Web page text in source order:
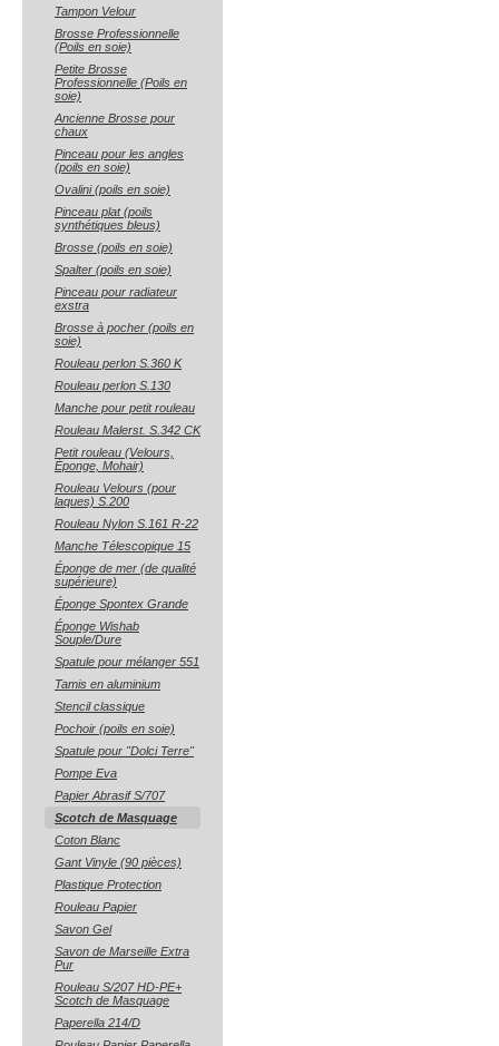
Tampon Velour
Brosse Professionnelle
(Poils en soie)
Petite Brosse
Professionnelle (Poils en
soie)
Ancienne Brosse pour
chaux
Pinceau pour les angles
(poils en soie)
Ovalini (poils en soie)
Pinceau plat (poils
synthétiques bleus)
Brosse (poils en soie)
Spalter (poils en soie)
Pinceau pour radiateur
exstra
Brosse à pocher (poils en
soie)
Rouleau perlon S.360 K
Rouleau perlon S.130
Manche pour petit rouleau
Rouleau Malerst. S.342 CK
Petit rouleau (Velours,
Éponge, Mohair)
Rouleau Velours (pour
laques) S.200
Rouleau Nylon S.161 R-22
Manche Télescopique 15
Éponge de mer (de qualité
supérieure)
Éponge Spontex Grande
Éponge Wishab
Souple/Dure
Spatule pour mélanger 551
Tamis en aluminium
Stencil classique
Pochoir (poils en soie)
Spatule pour "Dolci Terre"
Pompe Eva
Papier Abrasif S/707
Scotch de Masquage
Coton Blanc
Gant Vinyle (90 pièces)
Plastique Protection
Rouleau Papier
Savon Gel
Savon de Marseille Extra
Pur
Rouleau S/207 HD-PE+
Scotch de Masquage
Paperella 214/D